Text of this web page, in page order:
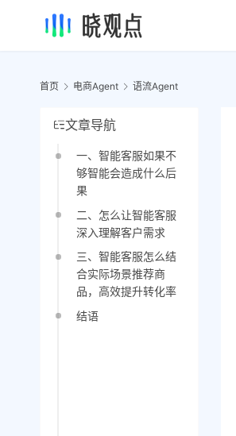
首页 电商Agent 语流Agent
文章导航
一、智能客服如果不
够智能会造成什么后
果
二、怎么让智能客服
深入理解客户需求
三、智能客服怎么结
合实际场景推荐商
品，高效提升转化率
结语